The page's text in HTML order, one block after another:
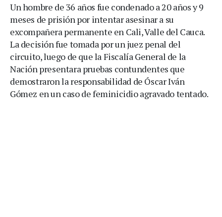
Un hombre de 36 años fue condenado a 20 años y 9
meses de prisión por intentar asesinar a su
excompañera permanente en Cali, Valle del Cauca.
La decisión fue tomada por un juez penal del
circuito, luego de que la Fiscalía General de la
Nación presentara pruebas contundentes que
demostraron la responsabilidad de Óscar Iván
Gómez en un caso de feminicidio agravado tentado.